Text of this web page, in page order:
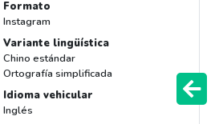
Formato
Instagram
Variante lingüística
Chino estándar
Ortografía simplificada
Idioma vehicular
Inglés